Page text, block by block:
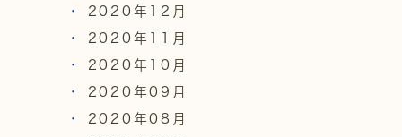
2020年12月
2020年11月
2020年10月
2020年09月
2020年08月